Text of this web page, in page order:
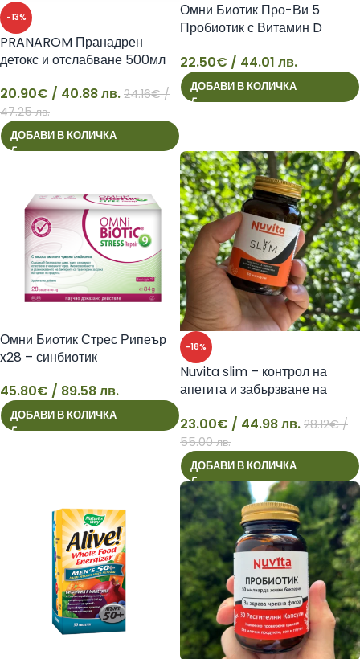
-13%
20
PRANAROM Пранадрен
детокс и отслабване 500мл
20.90€ / 40.88 лв. 24.16€/
47.25 лв.
ДОБАВИ В КОЛИЧКА
22
Омни Биотик Про-Ви 5
Пробиотик с Витамин D
22.50€ / 44.01 лв.
ДОБАВИ В КОЛИЧКА
45
Омни Биотик Стрес Рипеър
x28 – синбиотик
45.80€ / 89.58 лв.
ДОБАВИ В КОЛИЧКА
-18%
23
Nuvita slim – контрол на
апетита и забързване на
23.00€ / 44.98 лв. 28.12€/
55.00 лв.
ДОБАВИ В КОЛИЧКА